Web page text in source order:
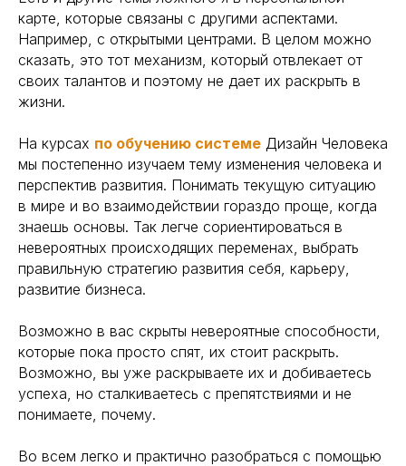
карте, которые связаны с другими аспектами.
Например, с открытыми центрами. В целом можно
сказать, это тот механизм, который отвлекает от
своих талантов и поэтому не дает их раскрыть в
жизни.
На курсах по обучению системе Дизайн Человека
мы постепенно изучаем тему изменения человека и
перспектив развития. Понимать текущую ситуацию
в мире и во взаимодействии гораздо проще, когда
знаешь основы. Так легче сориентироваться в
невероятных происходящих переменах, выбрать
правильную стратегию развития себя, карьеру,
развитие бизнеса.
Возможно в вас скрыты невероятные способности,
которые пока просто спят, их стоит раскрыть.
Возможно, вы уже раскрываете их и добиваетесь
успеха, но сталкиваетесь с препятствиями и не
понимаете, почему.
Во всем легко и практично разобраться с помощью